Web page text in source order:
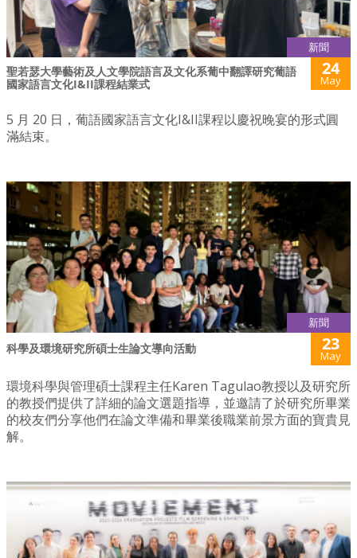
新聞
聖若瑟大學藝術及人文學院語言及文化系葡中翻譯研究葡語
國家語言文化I&II課程結業式
24
May
5 月 20 日，葡語國家語言文化I&II課程以慶祝晚宴的形式圓
滿結束。
新聞
科學及環境研究所碩士生論文導向活動 23
May
環境科學與管理碩士課程主任Karen Tagulao教授以及研究所
的教授們提供了詳細的論文選題指導，並邀請了於研究所畢業
的校友們分享他們在論文準備和畢業後職業前景方面的寶貴見
解。